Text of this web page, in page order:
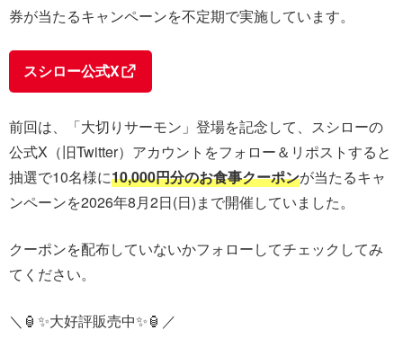
券が当たるキャンペーンを不定期で実施しています。
スシロー公式X
前回は、「大切りサーモン」登場を記念して、スシローの
公式X（旧Twitter）アカウントをフォロー＆リポストすると
抽選で10名様に10,000円分のお食事クーポンが当たるキャ
ンペーンを2026年8月2日(日)まで開催していました。
クーポンを配布していないかフォローしてチェックしてみ
てください。
＼🏮✨大好評販売中✨🏮／